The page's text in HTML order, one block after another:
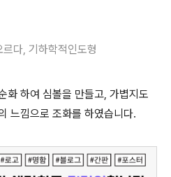
다, 기하학적인도형
화 하여 심볼을 만들고, 가볍지도
느낌으로 조화를 하였습니다.